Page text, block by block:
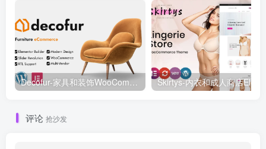
Decofur-家具和装饰WooCommerce WordPress主题WooCommerce主题
评论 抢沙发